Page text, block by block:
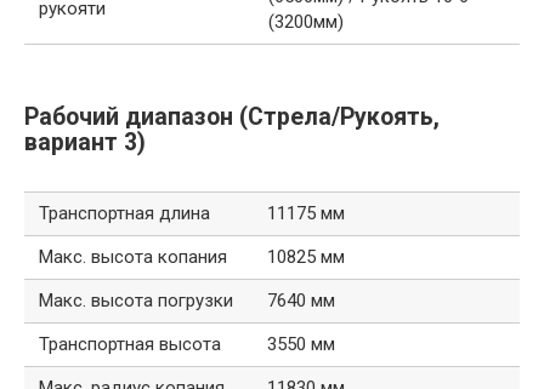
рукояти
(3200мм)
Рабочий диапазон (Стрела/Рукоять,
вариант 3)
Транспортная длина
11175 мм
Макс. высота копания
10825 мм
Макс. высота погрузки
7640 мм
Транспортная высота
3550 мм